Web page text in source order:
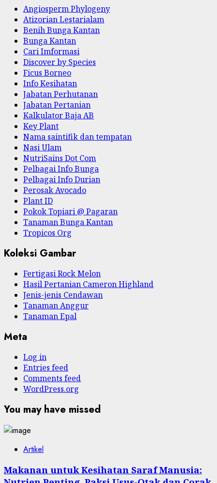
Angiosperm Phylogeny
Atizorian Lestarialam
Benih Bunga Kantan
Bunga Kantan
Cari Imformasi
Discover by Species
Ficus Borneo
Info Kesihatan
Jabatan Perhutanan
Jabatan Pertanian
Kalkulator Baja AB
Key Plant
Nama saintifik dan tempatan
Nasi Ulam
NutriSains Dot Com
Pelbagai Info Bunga
Pelbagai Info Durian
Perosak Avocado
Plant ID
Pokok Topiari @ Pagaran
Tanaman Bunga Kantan
Tropicos Org
Koleksi Gambar
Fertigasi Rock Melon
Hasil Pertanian Cameron Highland
Jenis-jenis Cendawan
Tanaman Anggur
Tanaman Epal
Meta
Log in
Entries feed
Comments feed
WordPress.org
You may have missed
Artikel
Makanan untuk Kesihatan Saraf Manusia: